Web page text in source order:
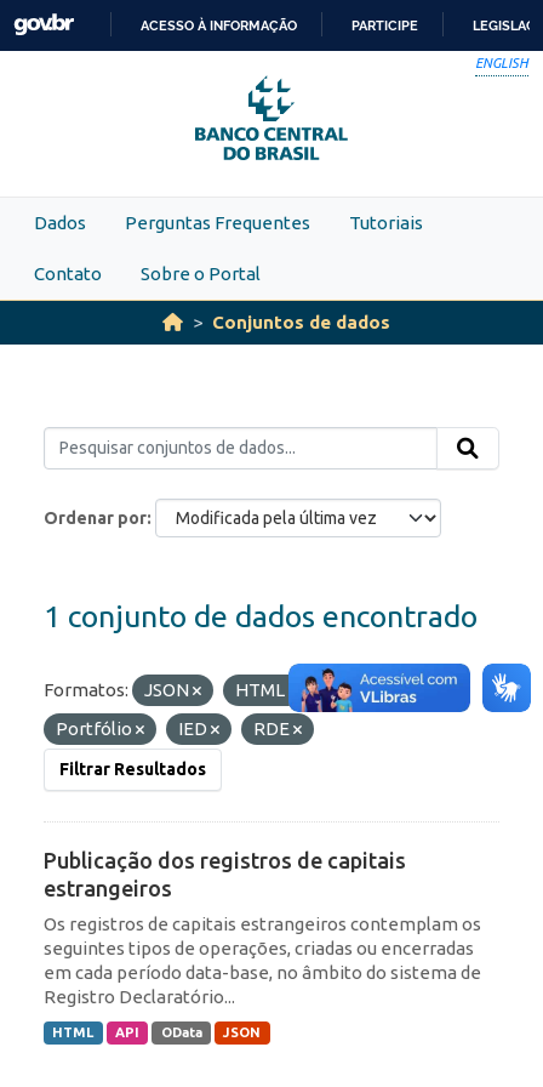
Skip to main content
PARA
O
CONTEÚDO
ACESSO À INFORMAÇÃO PARTICIPE
ENGLISH
Dados Perguntas Frequentes Tutoriais
Contato Sobre o Portal
Conjuntos de dados
Ordenar por
1 conjunto de dados encontrado
Formatos: JSON HTML
Etiquetas:
Portfólio
IED RDE
Filtrar Resultados
Publicação dos registros de capitais
estrangeiros
Os registros de capitais estrangeiros contemplam os
seguintes tipos de operações, criadas ou encerradas
em cada período data-base, no âmbito do sistema de
Registro Declaratório...
HTML API OData JSON